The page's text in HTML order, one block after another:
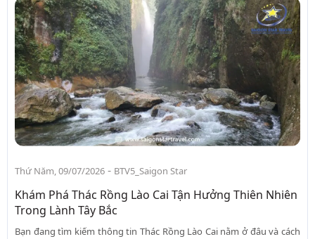
Thứ Năm, 09/07/2026 - BTV5_Saigon Star
Khám Phá Thác Rồng Lào Cai Tận Hưởng Thiên Nhiên
Trong Lành Tây Bắc
Bạn đang tìm kiếm thông tin Thác Rồng Lào Cai nằm ở đâu và cách